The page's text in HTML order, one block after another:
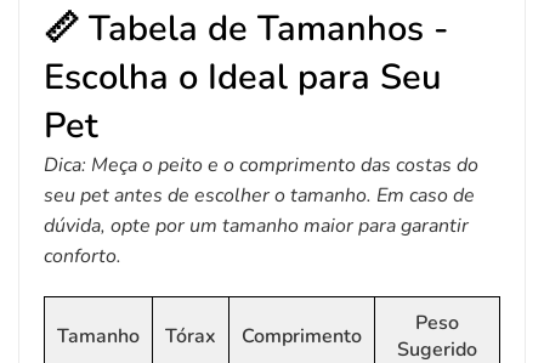
📏 Tabela de Tamanhos -
Escolha o Ideal para Seu
Pet
Dica: Meça o peito e o comprimento das costas do
seu pet antes de escolher o tamanho. Em caso de
dúvida, opte por um tamanho maior para garantir
conforto.
Tamanho Tórax Comprimento
Peso
Sugerido